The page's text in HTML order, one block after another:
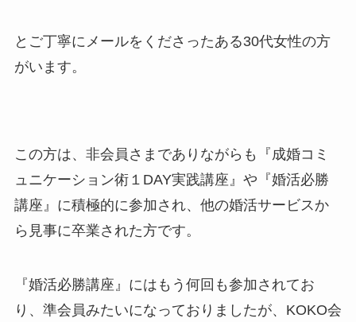
とご丁寧にメールをくださったある30代女性の方
がいます。
この方は、非会員さまでありながらも『成婚コミ
ュニケーション術１DAY実践講座』や『婚活必勝
講座』に積極的に参加され、他の婚活サービスか
ら見事に卒業された方です。
『婚活必勝講座』にはもう何回も参加されてお
り、準会員みたいになっておりましたが、KOKO会